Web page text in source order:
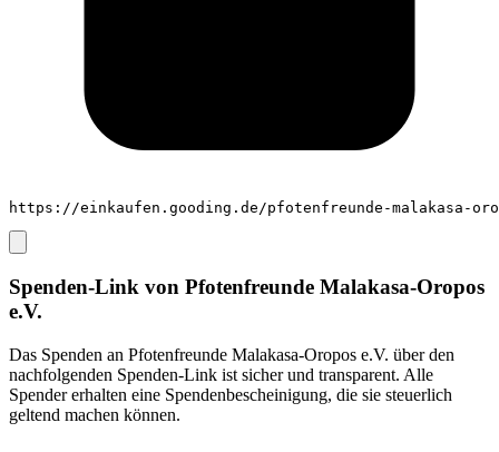
https://einkaufen.gooding.de/pfotenfreunde-malakasa-
Spenden-Link von Pfotenfreunde Malakasa-Oropos
e.V.
Das Spenden an Pfotenfreunde Malakasa-Oropos e.V. über den
nachfolgenden Spenden-Link ist sicher und transparent. Alle
Spender erhalten eine Spendenbescheinigung, die sie steuerlich
geltend machen können.